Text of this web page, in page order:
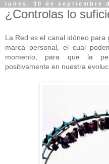
lunes, 30 de septiembre
¿Controlas lo
La Red es el canal idóneo
marca personal, el cual
momento, para que la
positivamente en nuestra